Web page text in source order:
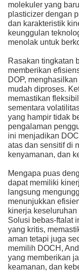
molekuler yang
plasticizer dengan
dan karakteristik
keunggulan
menolak untuk
Rasakan tingkatan
memberikan
DOP,
mudah diproses.
memastikan
sementara
yang hampir tidak
pengalaman
ini menjadikan
atas dan sensitif di
kenyamanan, dan
Mengapa puas
dapat memiliki
langsung
menunjukkan
kinerja
Solusi bebas-ftalat
yang kritis,
aman tetapi juga
memilih DOCH,
yang memberikan
keamanan, dan